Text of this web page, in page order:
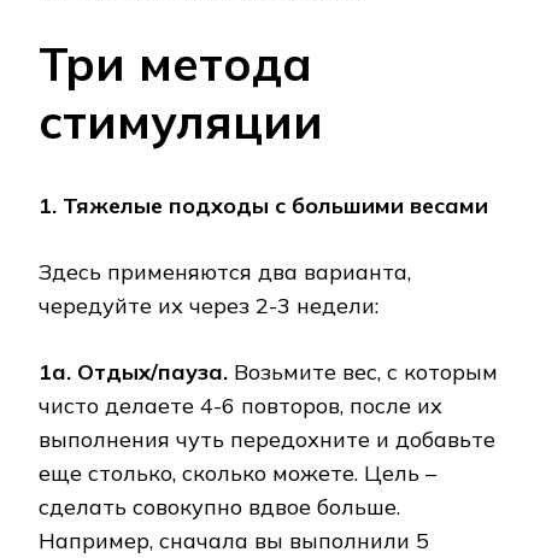
Три метода
стимуляции
1. Тяжелые подходы с большими весами
Здесь применяются два варианта,
чередуйте их через 2-3 недели:
1а. Отдых/пауза. Возьмите вес, с которым
чисто делаете 4-6 повторов, после их
выполнения чуть передохните и добавьте
еще столько, сколько можете. Цель –
сделать совокупно вдвое больше.
Например, сначала вы выполнили 5